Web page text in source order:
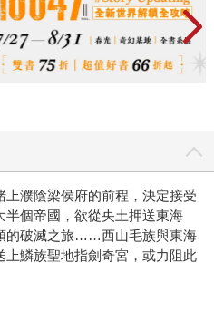
濮陰梁侯府的前程，決定接受
半個帝國，欲從央土押送東海
的破滅之旅……西山毛族與東海
鱗族聖地指劍奇宮，或力阻此